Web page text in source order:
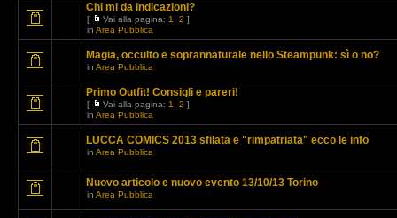
Chi mi da indicazioni?
[ Vai alla pagina: 1 2 ]
in Area Pubblica
Magia, occulto e soprannaturale nello Steampunk: sì o no?
in Area Pubblica
Primo Outfit! Consigli e pareri!
[ Vai alla pagina: 1 2 ]
in Area Pubblica
LUCCA COMICS 2013 sfilata e "rimpatriata" ecco le info
in Area Pubblica
Nuovo articolo e nuovo evento 13/10/13 Torino
in Area Pubblica